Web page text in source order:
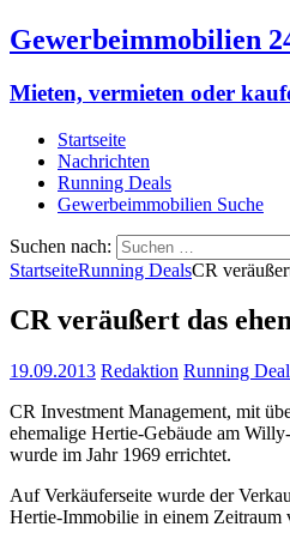
Gewerbeimmobilien
Mieten, vermieten oder
Startseite
Nachrichten
Running Deals
Gewerbeimmobilien Suche
Suchen nach:
StartseiteRunning DealsCR
CR veräußert das
19.09.2013 Redaktion Running
CR Investment Management, mit
ehemalige Hertie-Gebäude am
wurde im Jahr 1969 errichtet.
Auf Verkäuferseite wurde der
Hertie-Immobilie in einem Zeitraum